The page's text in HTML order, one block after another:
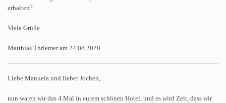
erhalten?
Viele Grüße
Matthias Thriemer am 24.08.2020
Liebe Manuela und lieber Jochen,
nun waren wir das 4.Mal in eurem schönen Hotel, und es wird Zeit, dass wir